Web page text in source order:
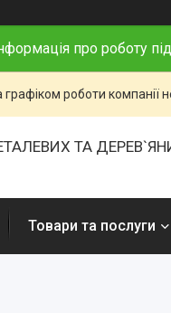
про роботу
графіком роботи
ТА
Товари та послуги